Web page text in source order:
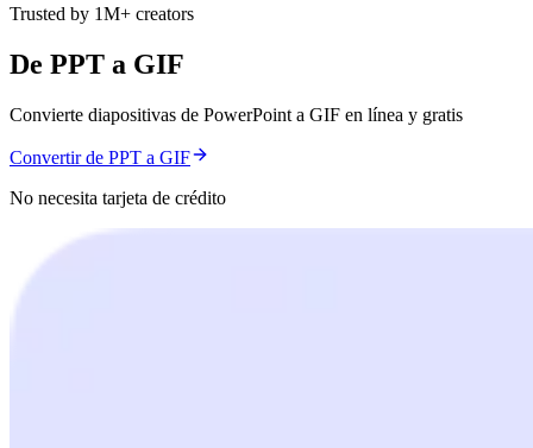
Trusted by 1M+ creators
De PPT a GIF
Convierte diapositivas de PowerPoint a GIF en línea y gratis
Convertir de PPT a GIF
No necesita tarjeta de crédito